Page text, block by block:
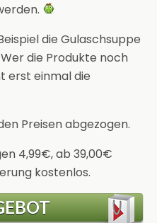
die Gulaschsuppe
die Produkte noch
erst einmal die
Preisen abgezogen.
4,99€, ab 39,00€
kostenlos.